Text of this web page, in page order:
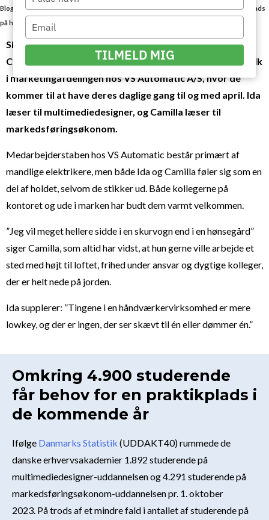
Blog
Ida og Camilla er marketingpraktikanter hos VS Automatic: Vi har fået en plads
på holdet
Siden januar 2024 har Ida Viborg Lindskrog (t.h.) og
Camilla Søndergaard Andersen (t.v.) været i studiepraktik
i marketingafdelingen hos VS Automatic A/S, hvor de
kommer til at have deres daglige gang til og med april. Ida
læser til multimediedesigner, og Camilla læser til
markedsføringsøkonom.
Medarbejderstaben hos VS Automatic består primært af
mandlige elektrikere, men både Ida og Camilla føler sig som en
del af holdet, selvom de stikker ud. Både kollegerne på
kontoret og ude i marken har budt dem varmt velkommen.
”Jeg vil meget hellere sidde i en skurvogn end i en hønsegård”
siger Camilla, som altid har vidst, at hun gerne ville arbejde et
sted med højt til loftet, frihed under ansvar og dygtige kolleger,
der er helt nede på jorden.
Ida supplerer: ”Tingene i en håndværkervirksomhed er mere
lowkey, og der er ingen, der ser skævt til én eller dømmer én.”
Omkring 4.900 studerende
får behov for en praktikplads i
de kommende år
Ifølge Danmarks Statistik (UDDAKT40) rummede de
danske erhvervsakademier 1.892 studerende på
multimediedesigner-uddannelsen og 4.291 studerende på
markedsføringsøkonom-uddannelsen pr. 1. oktober
2023. På trods af et mindre fald i antallet af studerende på
your
name
Type
your
email
TILMELD MIG